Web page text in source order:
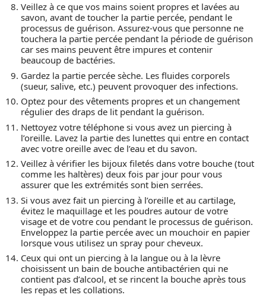
Veillez à ce que vos mains soient propres et lavées au
savon, avant de toucher la partie percée, pendant le
processus de guérison. Assurez-vous que personne ne
touchera la partie percée pendant la période de guérison
car ses mains peuvent être impures et contenir
beaucoup de bactéries.
Gardez la partie percée sèche. Les fluides corporels
(sueur, salive, etc.) peuvent provoquer des infections.
Optez pour des vêtements propres et un changement
régulier des draps de lit pendant la guérison.
Nettoyez votre téléphone si vous avez un piercing à
l’oreille. Lavez la partie des lunettes qui entre en contact
avec votre oreille avec de l’eau et du savon.
Veillez à vérifier les bijoux filetés dans votre bouche (tout
comme les haltères) deux fois par jour pour vous
assurer que les extrémités sont bien serrées.
Si vous avez fait un piercing à l’oreille et au cartilage,
évitez le maquillage et les poudres autour de votre
visage et de votre cou pendant le processus de guérison.
Enveloppez la partie percée avec un mouchoir en papier
lorsque vous utilisez un spray pour cheveux.
Ceux qui ont un piercing à la langue ou à la lèvre
choisissent un bain de bouche antibactérien qui ne
contient pas d’alcool, et se rincent la bouche après tous
les repas et les collations.